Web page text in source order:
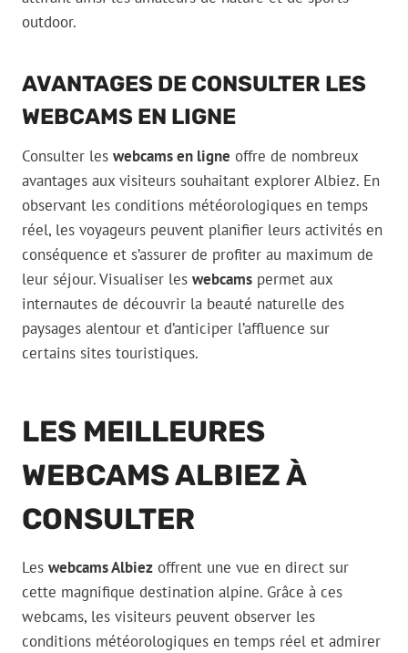
outdoor.
AVANTAGES DE CONSULTER LES
WEBCAMS EN LIGNE
Consulter les webcams en ligne offre de nombreux
avantages aux visiteurs souhaitant explorer Albiez. En
observant les conditions météorologiques en temps
réel, les voyageurs peuvent planifier leurs activités en
conséquence et s’assurer de profiter au maximum de
leur séjour. Visualiser les webcams permet aux
internautes de découvrir la beauté naturelle des
paysages alentour et d’anticiper l’affluence sur
certains sites touristiques.
LES MEILLEURES
WEBCAMS ALBIEZ À
CONSULTER
Les webcams Albiez offrent une vue en direct sur
cette magnifique destination alpine. Grâce à ces
webcams, les visiteurs peuvent observer les
conditions météorologiques en temps réel et admirer